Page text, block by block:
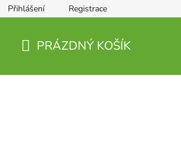
Přihlášení Registrace
PRÁZDNÝ KOŠÍK